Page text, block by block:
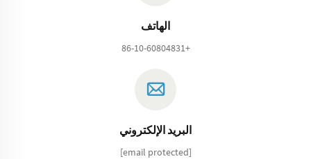
الهاتف
+86-10-60804831
البريد الإلكتروني
[email protected]